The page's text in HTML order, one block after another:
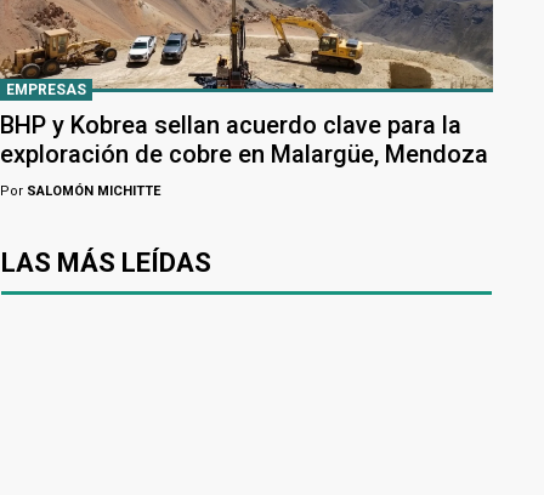
EMPRESAS
BHP y Kobrea sellan acuerdo clave para la
exploración de cobre en Malargüe, Mendoza
Por SALOMÓN MICHITTE
LAS MÁS LEÍDAS